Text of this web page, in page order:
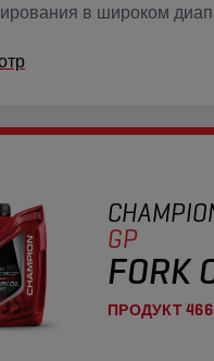
в широком
с эластомерами с
GP
FORK
ПРОДУКТ